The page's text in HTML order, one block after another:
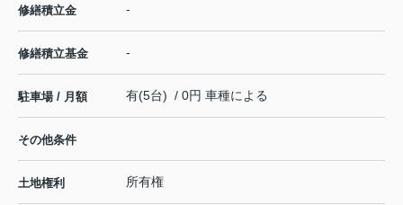
修繕積立金 -
修繕積立基金 -
駐車場 / 月額 有(5台) / 0円 車種による
その他条件
土地権利 所有権